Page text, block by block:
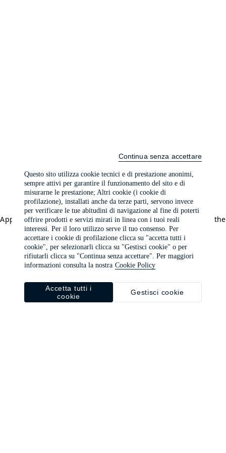
Application error: a client-side exception has occurred (see the
browser console for more information).
Questo sito utilizza cookie tecnici e di prestazione anonimi,
sempre attivi per garantire il funzionamento del sito e di
misurarne le prestazione; Altri cookie (i cookie di
profilazione), installati anche da terze parti, servono invece
per verificare le tue abitudini di navigazione al fine di poterti
offrire prodotti e servizi mirati in linea con i tuoi reali
interessi. Per il loro utilizzo serve il tuo consenso. Per
accettare i cookie di profilazione clicca su "accetta tutti i
cookie", per selezionarli clicca su "Gestisci cookie" o per
rifiutarli clicca su "Continua senza accettare". Per maggiori
informazioni consulta la nostra Cookie Policy
Gestisci cookie
Accetta tutti i
cookie
Continua senza accettare